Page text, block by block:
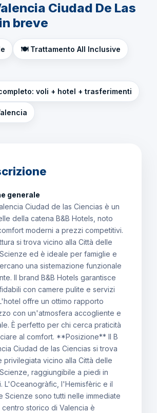
Ciudad De Las
breve
🍽️ Trattamento All Inclusive
voli + hotel + trasferimenti
generale
Ciudad de las Ciencias è un
della catena B&B Hotels, noto
moderni a prezzi competitivi.
si trova vicino alla Città delle
ed è ideale per famiglie e
una sistemazione funzionale
Il brand B&B Hotels garantisce
con camere pulite e servizi
offre un ottimo rapporto
con un'atmosfera accogliente e
È perfetto per chi cerca praticità
al comfort. **Posizione** Il B
Ciudad de las Ciencias si trova
privilegiata vicino alla Città delle
raggiungibile a piedi in
L'Oceanogràfic, l'Hemisfèric e il
Scienze sono tutti nelle immediate
centro storico di Valencia è